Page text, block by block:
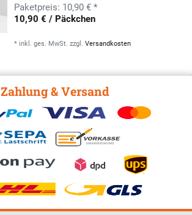
10,90 € *
10,90 € / Päckchen
* inkl. ges. MwSt. zzgl.Versandkosten
Zahlung & Versand